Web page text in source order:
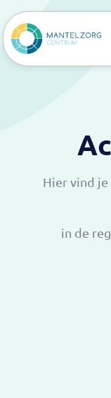
Hier vind
in de